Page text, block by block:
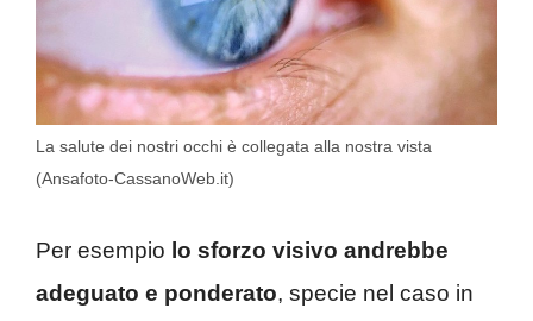
La salute dei nostri occhi è collegata alla nostra vista
(Ansafoto-CassanoWeb.it)
Per esempio lo sforzo visivo andrebbe
adeguato e ponderato, specie nel caso in